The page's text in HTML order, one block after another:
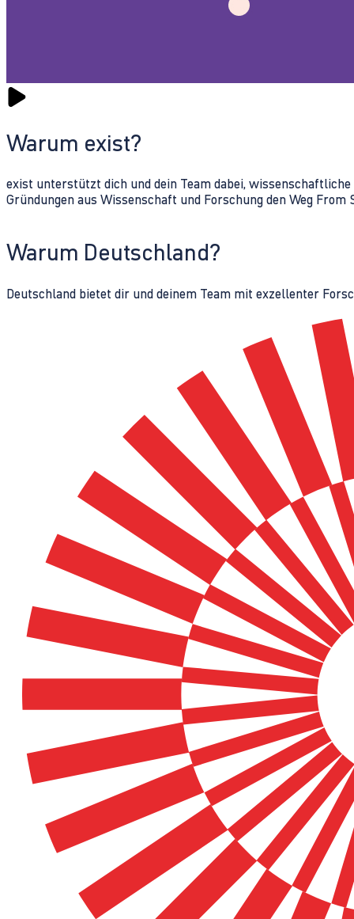
Warum exist?
exist unterstützt dich und dein Team dabei,
Gründungen aus Wissenschaft und Forschung den Weg From
Warum Deutschland?
Deutschland bietet dir und deinem Team mit exzellenter